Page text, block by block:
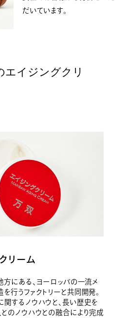
だいています。
エイジングクリ
リーム
方にある、ヨーロッパの一流メ
行うファクトリーと共同開発。
するノウハウと、長い歴史を
のノウハウとの融合により完成